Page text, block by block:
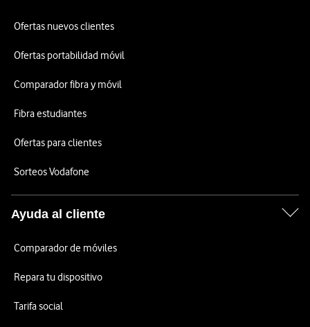
Ofertas nuevos clientes
Ofertas portabilidad móvil
Comparador fibra y móvil
Fibra estudiantes
Ofertas para clientes
Sorteos Vodafone
Ayuda al cliente
Comparador de móviles
Repara tu dispositivo
Tarifa social